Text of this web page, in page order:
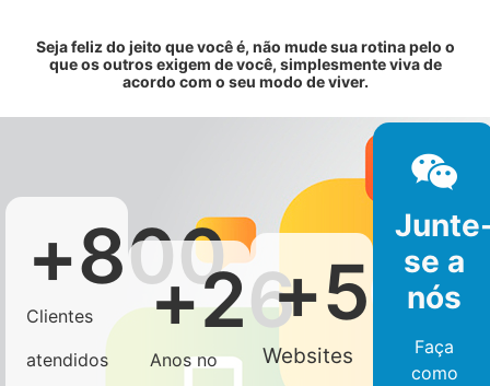
Seja feliz do jeito que você é, não mude sua rotina pelo o
que os outros exigem de você, simplesmente viva de
acordo com o seu modo de viver.
Clientes
atendidos
+800
Anos no
+26
Websites
+500
se a
nós
Faça
como